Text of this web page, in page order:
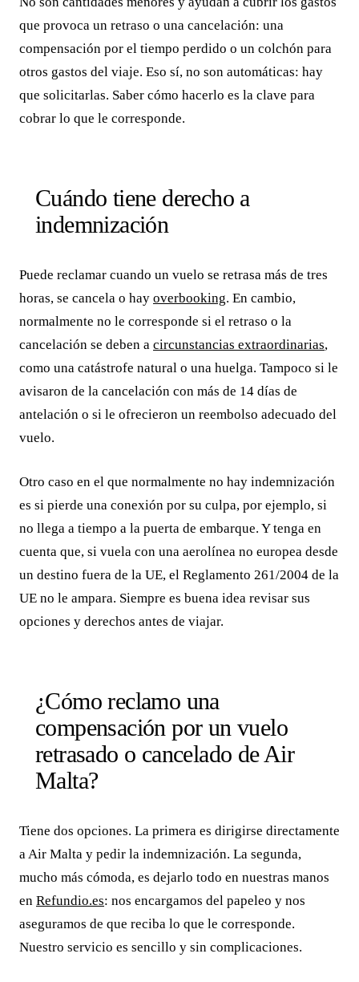
que provoca un retraso o una cancelación: una
compensación por el tiempo perdido o un colchón para
otros gastos del viaje. Eso sí, no son automáticas: hay
que solicitarlas. Saber cómo hacerlo es la clave para
cobrar lo que le corresponde.
Cuándo tiene derecho a
indemnización
Puede reclamar cuando un vuelo se retrasa más de tres
horas, se cancela o hay overbooking. En cambio,
normalmente no le corresponde si el retraso o la
cancelación se deben a circunstancias extraordinarias,
como una catástrofe natural o una huelga. Tampoco si le
avisaron de la cancelación con más de 14 días de
antelación o si le ofrecieron un reembolso adecuado del
vuelo.
Otro caso en el que normalmente no hay indemnización
es si pierde una conexión por su culpa, por ejemplo, si
no llega a tiempo a la puerta de embarque. Y tenga en
cuenta que, si vuela con una aerolínea no europea desde
un destino fuera de la UE, el Reglamento 261/2004 de la
UE no le ampara. Siempre es buena idea revisar sus
opciones y derechos antes de viajar.
¿Cómo reclamo una
compensación por un vuelo
retrasado o cancelado de Air
Malta?
Tiene dos opciones. La primera es dirigirse directamente
a Air Malta y pedir la indemnización. La segunda,
mucho más cómoda, es dejarlo todo en nuestras manos
en Refundio.es: nos encargamos del papeleo y nos
aseguramos de que reciba lo que le corresponde.
Nuestro servicio es sencillo y sin complicaciones.